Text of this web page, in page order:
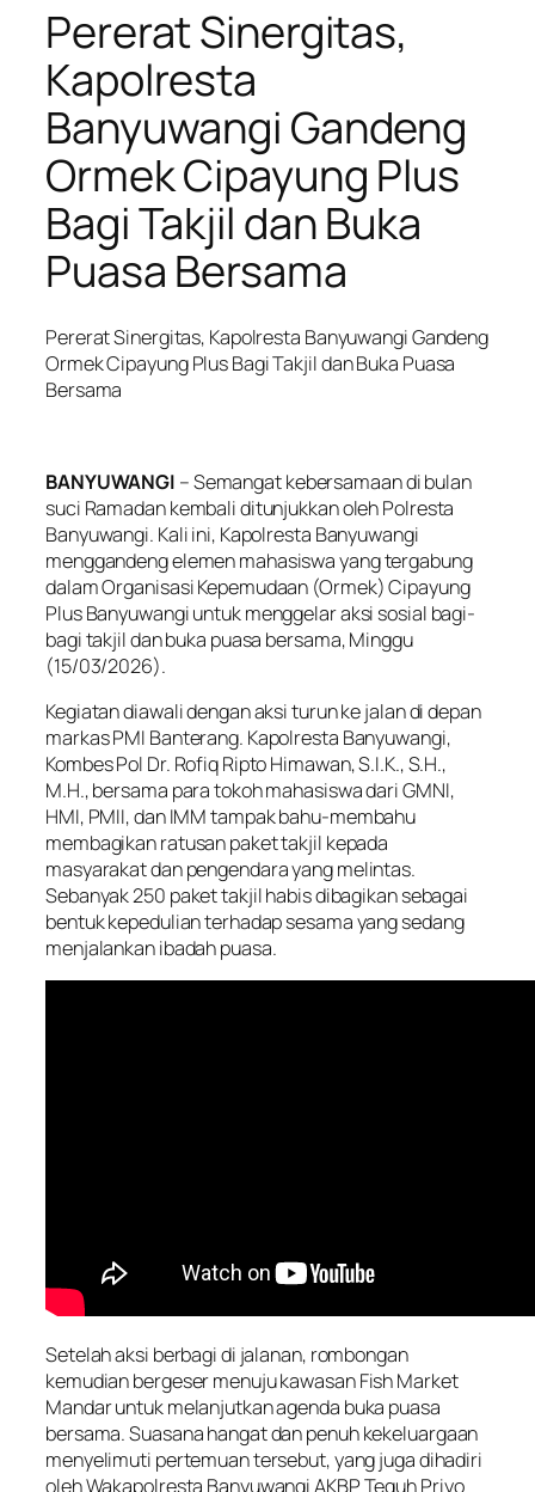
Pererat Sinergitas,
Kapolresta
Banyuwangi Gandeng
Ormek Cipayung Plus
Bagi Takjil dan Buka
Puasa Bersama
Pererat Sinergitas, Kapolresta Banyuwangi Gandeng
Ormek Cipayung Plus Bagi Takjil dan Buka Puasa
Bersama
BANYUWANGI – Semangat kebersamaan di bulan
suci Ramadan kembali ditunjukkan oleh Polresta
Banyuwangi. Kali ini, Kapolresta Banyuwangi
menggandeng elemen mahasiswa yang tergabung
dalam Organisasi Kepemudaan (Ormek) Cipayung
Plus Banyuwangi untuk menggelar aksi sosial bagi-
bagi takjil dan buka puasa bersama, Minggu
(15/03/2026).
Kegiatan diawali dengan aksi turun ke jalan di depan
markas PMI Banterang. Kapolresta Banyuwangi,
Kombes Pol Dr. Rofiq Ripto Himawan, S.I.K., S.H.,
M.H., bersama para tokoh mahasiswa dari GMNI,
HMI, PMII, dan IMM tampak bahu-membahu
membagikan ratusan paket takjil kepada
masyarakat dan pengendara yang melintas.
Sebanyak 250 paket takjil habis dibagikan sebagai
bentuk kepedulian terhadap sesama yang sedang
menjalankan ibadah puasa.
Setelah aksi berbagi di jalanan, rombongan
kemudian bergeser menuju kawasan Fish Market
Mandar untuk melanjutkan agenda buka puasa
bersama. Suasana hangat dan penuh kekeluargaan
menyelimuti pertemuan tersebut, yang juga dihadiri
oleh Wakapolresta Banyuwangi AKBP Teguh Priyo